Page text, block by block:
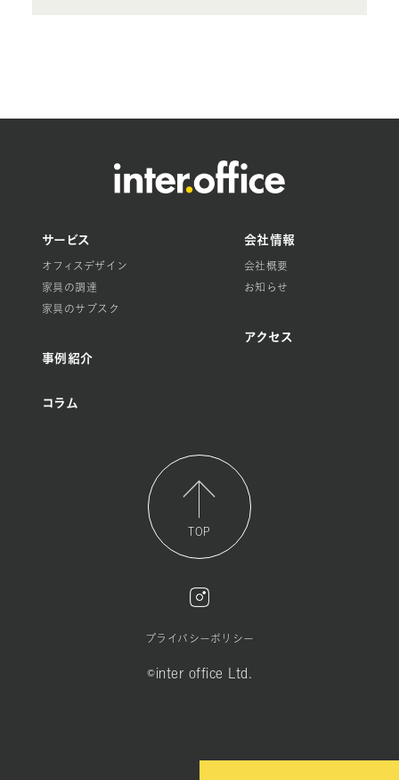
サービス
オフィスデザイン
家具の調達
家具のサブスク
事例紹介
コラム
会社情報
会社概要
お知らせ
アクセス
プライバシーポリシー
©inter office Ltd.
TOP